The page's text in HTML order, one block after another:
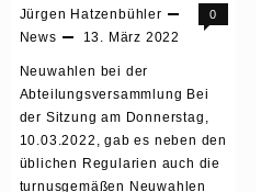
Jürgen Hatzenbühler
News
13. März 2022
0
Neuwahlen bei der
Abteilungsversammlung Bei
der Sitzung am Donnerstag,
10.03.2022, gab es neben den
üblichen Regularien auch die
turnusgemäßen Neuwahlen